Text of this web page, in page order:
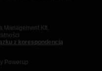
Management Kft.
z korespondencją
Powerup